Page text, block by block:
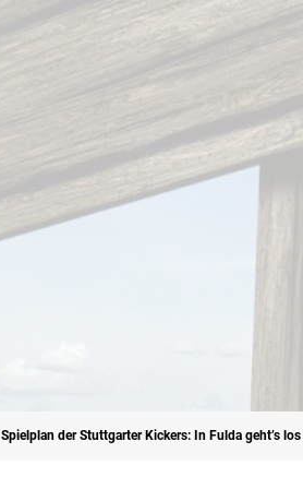
Spielplan der Stuttgarter Kickers: In Fulda geht’s